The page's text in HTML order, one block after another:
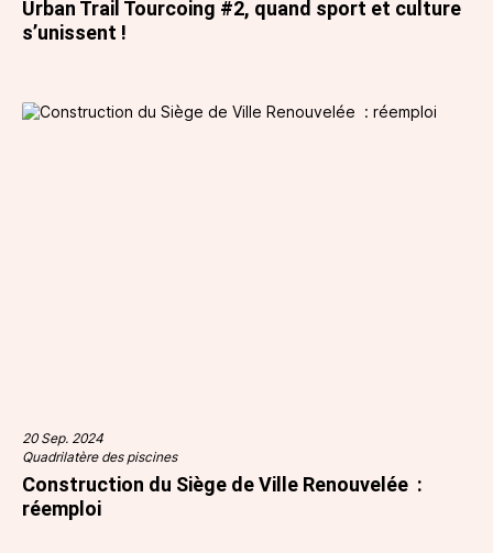
Urban Trail Tourcoing #2, quand sport et culture
s’unissent !
20 Sep. 2024
Quadrilatère des piscines
Construction du Siège de Ville Renouvelée :
réemploi